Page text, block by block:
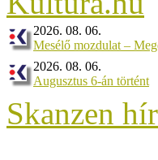
2026. 08. 06.
Mesélő mozdulat –
2026. 08. 06.
Augusztus 6-án történt
Skanzen